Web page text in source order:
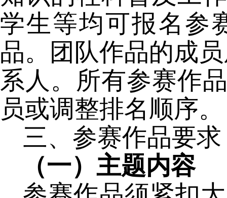
学生等均可报名参
品。团队作品的成
系人。所有参赛作
员或调整排名顺序。
三、参赛作品要求
（一）主题内容